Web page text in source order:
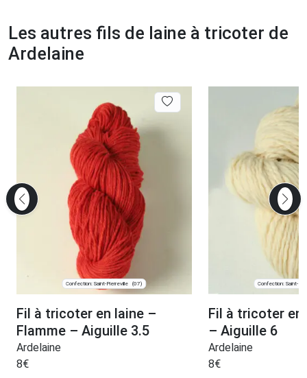
Les autres fils de laine à tricoter de
Ardelaine
Confection: Saint-Pierreville (07)
Fil à tricoter en laine –
Flamme – Aiguille 3.5
Ardelaine
8€
Confection: Saint-
Fil à tricoter en
– Aiguille 6
Ardelaine
8€